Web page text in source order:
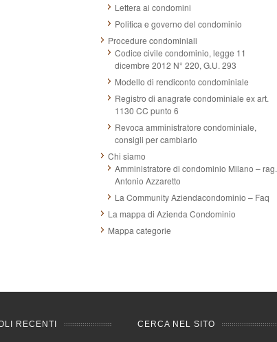
Lettera ai condomini
Politica e governo del condominio
Procedure condominiali
Codice civile condominio, legge 11
dicembre 2012 N° 220, G.U. 293
Modello di rendiconto condominiale
Registro di anagrafe condominiale ex art.
1130 CC punto 6
Revoca amministratore condominiale,
consigli per cambiarlo
Chi siamo
Amministratore di condominio Milano – rag.
Antonio Azzaretto
La Community Aziendacondominio – Faq
La mappa di Azienda Condominio
Mappa categorie
RECENTI CERCA NEL SITO